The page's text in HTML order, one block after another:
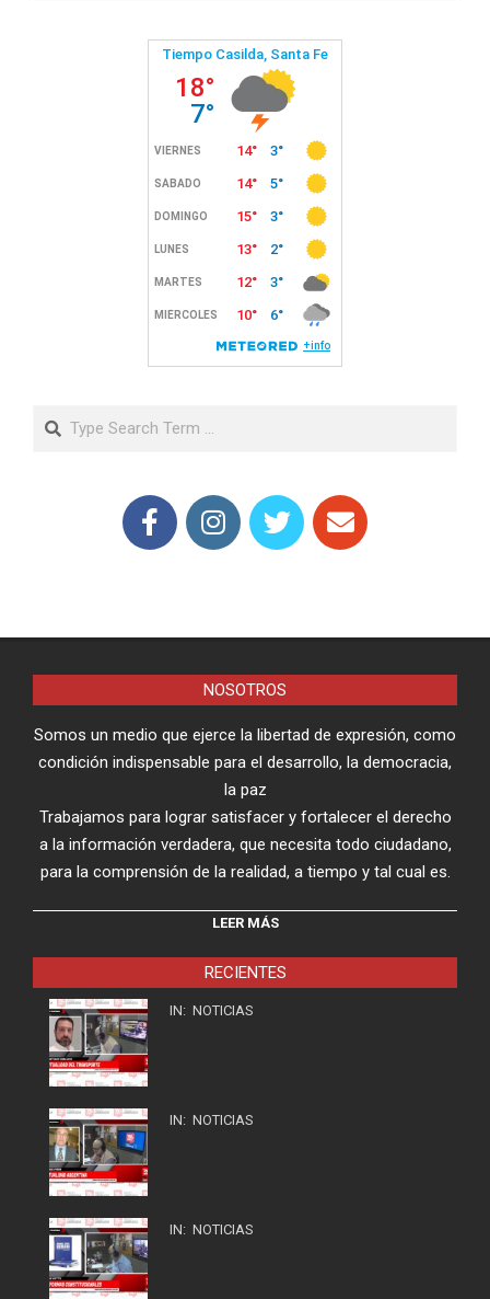
Search
NOSOTROS
Somos un medio que ejerce la libertad de expresión, como
condición indispensable para el desarrollo, la democracia,
la paz
Trabajamos para lograr satisfacer y fortalecer el derecho
a la información verdadera, que necesita todo ciudadano,
para la comprensión de la realidad, a tiempo y tal cual es.
LEER MÁS
RECIENTES
IN: NOTICIAS
IN: NOTICIAS
IN: NOTICIAS